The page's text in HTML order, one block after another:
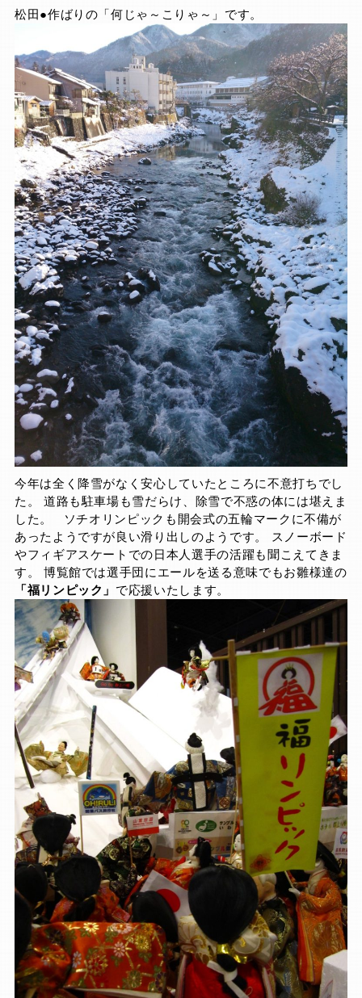
松田●作ばりの「何じゃ～こりゃ～」です。
今年は全く降雪がなく安心していたところに不意打ちでし
た。 道路も駐車場も雪だらけ、除雪で不惑の体には堪えま
した。 ソチオリンピックも開会式の五輪マークに不備が
あったようですが良い滑り出しのようです。 スノーボード
やフィギアスケートでの日本人選手の活躍も聞こえてきま
す。 博覧館では選手団にエールを送る意味でもお雛様達の
「福リンピック」 で応援いたします。